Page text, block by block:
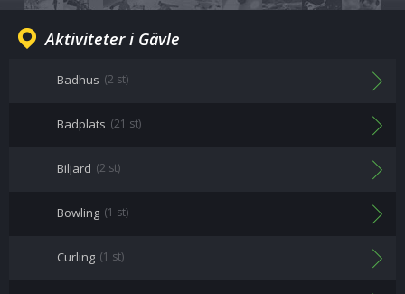
Aktiviteter i Gävle
Badhus (2 st)
Badplats (21 st)
Biljard (2 st)
Bowling (1 st)
Curling (1 st)